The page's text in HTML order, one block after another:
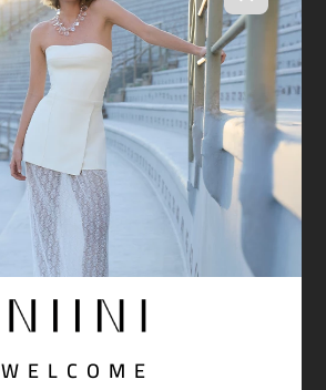
WELCOME
Calça Sophia Beige